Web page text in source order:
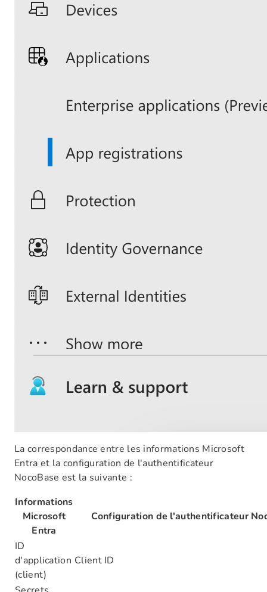
La correspondance entre les informations Microsoft
Entra et la configuration de l'authentificateur
NocoBase est la suivante :
Informations
Microsoft
Entra
Configuration de l'authentificateur
ID
d'application
(client)
Client ID